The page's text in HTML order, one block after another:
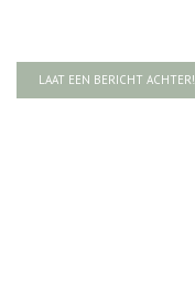
LAAT EEN BERICHT ACHTER!